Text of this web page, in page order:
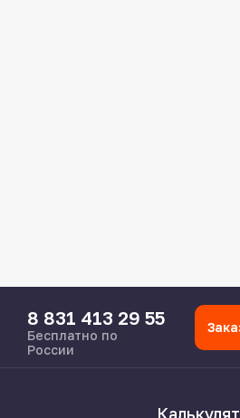
8 831 413 29 55
Бесплатно по
России